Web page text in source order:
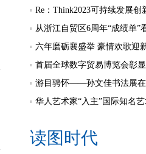
Re：Think2023可持续发展创
从浙江自贸区6周年“成绩单”
首届全球数字贸易博览会彰
游目骋怀——孙文佳书法展在
华人艺术家“入主”国际知名
读图时代